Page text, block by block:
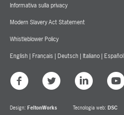
Informativa sulla privacy
Modern Slavery Act Statement
Whistleblower Policy
English | Français | Deutsch | Italiano | Español
Design: FeltonWorks Tecnologia web: DSC